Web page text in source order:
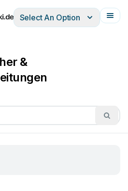
ItalianoFrançais
Select An Option
&